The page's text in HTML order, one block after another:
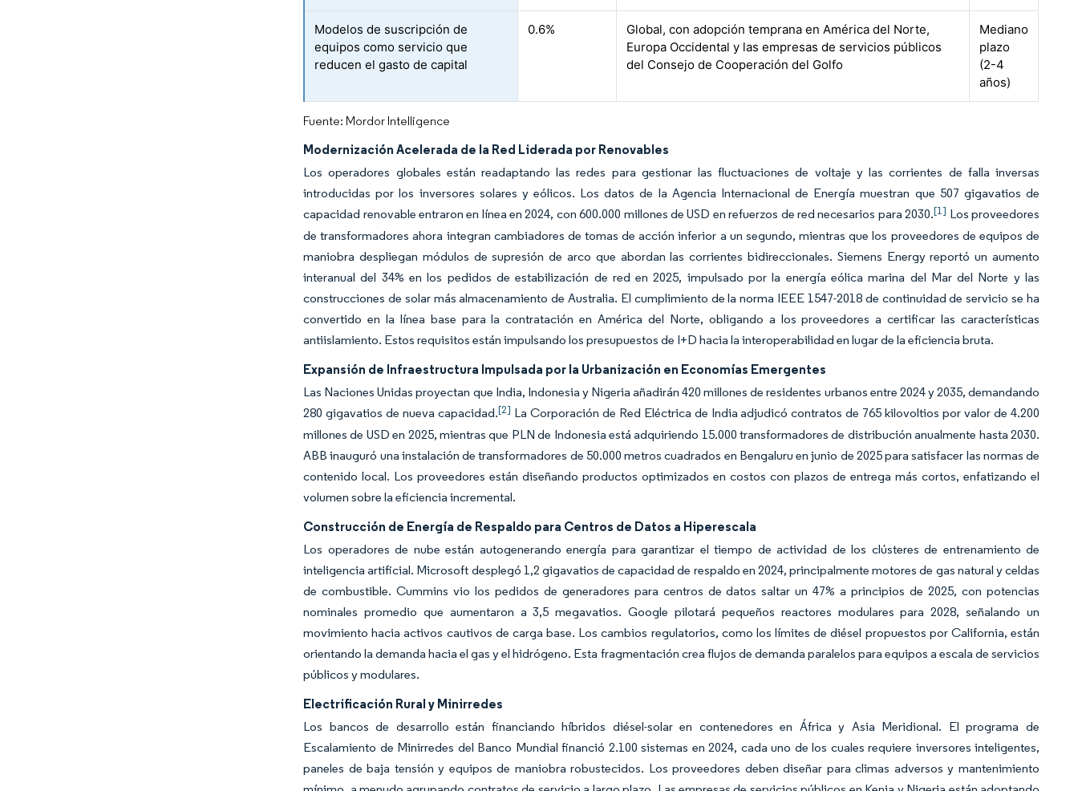
Modelos de suscripción de
equipos como servicio que
reducen el gasto de capital
0.6%
Global, con adopción temprana en América del Norte,
Europa Occidental y las empresas de servicios públicos
del Consejo de Cooperación del Golfo
Mediano
plazo
(2-4
años)
Fuente: Mordor Intelligence
Modernización Acelerada de la Red Liderada por Renovables
Los operadores globales están readaptando las redes para gestionar las fluctuaciones de voltaje y las corrientes de falla inversas
introducidas por los inversores solares y eólicos. Los datos de la Agencia Internacional de Energía muestran que 507 gigavatios de
capacidad renovable entraron en línea en 2024, con 600.000 millones de USD en refuerzos de red necesarios para 2030.[1] Los proveedores
de transformadores ahora integran cambiadores de tomas de acción inferior a un segundo, mientras que los proveedores de equipos de
maniobra despliegan módulos de supresión de arco que abordan las corrientes bidireccionales. Siemens Energy reportó un aumento
interanual del 34% en los pedidos de estabilización de red en 2025, impulsado por la energía eólica marina del Mar del Norte y las
construcciones de solar más almacenamiento de Australia. El cumplimiento de la norma IEEE 1547-2018 de continuidad de servicio se ha
convertido en la línea base para la contratación en América del Norte, obligando a los proveedores a certificar las características
antiislamiento. Estos requisitos están impulsando los presupuestos de I+D hacia la interoperabilidad en lugar de la eficiencia bruta.
Expansión de Infraestructura Impulsada por la Urbanización en Economías Emergentes
Las Naciones Unidas proyectan que India, Indonesia y Nigeria añadirán 420 millones de residentes urbanos entre 2024 y 2035, demandando
280 gigavatios de nueva capacidad.[2] La Corporación de Red Eléctrica de India adjudicó contratos de 765 kilovoltios por valor de 4.200
millones de USD en 2025, mientras que PLN de Indonesia está adquiriendo 15.000 transformadores de distribución anualmente hasta 2030.
ABB inauguró una instalación de transformadores de 50.000 metros cuadrados en Bengaluru en junio de 2025 para satisfacer las normas de
contenido local. Los proveedores están diseñando productos optimizados en costos con plazos de entrega más cortos, enfatizando el
volumen sobre la eficiencia incremental.
Construcción de Energía de Respaldo para Centros de Datos a Hiperescala
Los operadores de nube están autogenerando energía para garantizar el tiempo de actividad de los clústeres de entrenamiento de
inteligencia artificial. Microsoft desplegó 1,2 gigavatios de capacidad de respaldo en 2024, principalmente motores de gas natural y celdas
de combustible. Cummins vio los pedidos de generadores para centros de datos saltar un 47% a principios de 2025, con potencias
nominales promedio que aumentaron a 3,5 megavatios. Google pilotará pequeños reactores modulares para 2028, señalando un
movimiento hacia activos cautivos de carga base. Los cambios regulatorios, como los límites de diésel propuestos por California, están
orientando la demanda hacia el gas y el hidrógeno. Esta fragmentación crea flujos de demanda paralelos para equipos a escala de servicios
públicos y modulares.
Electrificación Rural y Minirredes
Los bancos de desarrollo están financiando híbridos diésel-solar en contenedores en África y Asia Meridional. El programa de
Escalamiento de Minirredes del Banco Mundial financió 2.100 sistemas en 2024, cada uno de los cuales requiere inversores inteligentes,
paneles de baja tensión y equipos de maniobra robustecidos. Los proveedores deben diseñar para climas adversos y mantenimiento